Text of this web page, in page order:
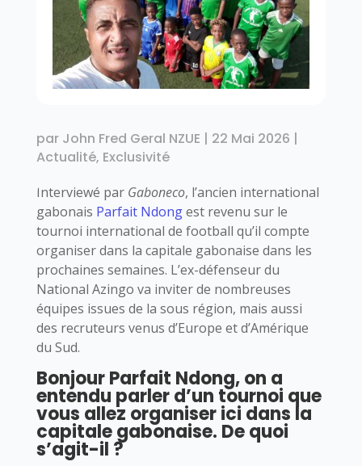
par John Fred Geral NZUE | 22 Mai 2026 |
Actualité, Exclusivité
Interviewé par Gaboneco, l’ancien international
gabonais Parfait Ndongest revenu sur le
tournoi international de football qu’il compte
organiser dans la capitale gabonaise dans les
prochaines semaines. L’ex-défenseur du
National Azingo va inviter de nombreuses
équipes issues de la sous région, mais aussi
des recruteurs venus d’Europe et d’Amérique
du Sud.
Bonjour Parfait Ndong, on a
entendu parler d’un tournoi que
vous allez organiser ici dans la
capitale gabonaise. De quoi
s’agit-il ?